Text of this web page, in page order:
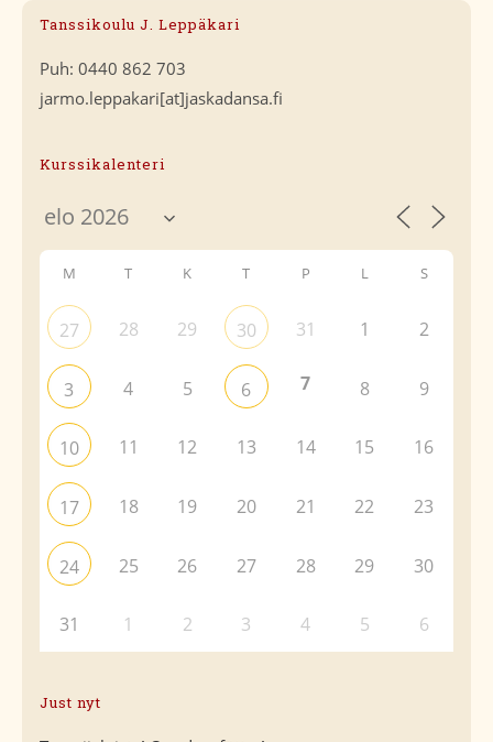
Tanssikoulu J. Leppäkari
Puh: 0440 862 703
jarmo.leppakari[at]jaskadansa.fi
Kurssikalenteri
M T K T P L S
27 28 29 30 31 1 2
3 4 5 6 7 8 9
10 11 12 13 14 15 16
17 18 19 20 21 22 23
24 25 26 27 28 29 30
31 1 2 3 4 5 6
Just nyt